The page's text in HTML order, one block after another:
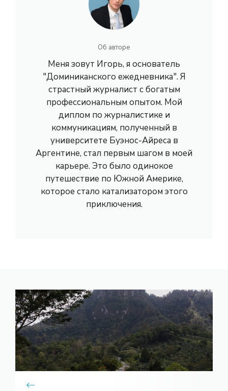
Об авторе
Меня зовут Игорь, я основатель
"Доминиканского ежедневника". Я
страстный журналист с богатым
профессиональным опытом. Мой
диплом по журналистике и
коммуникациям, полученный в
университете Буэнос-Айреса в
Аргентине, стал первым шагом в моей
карьере. Это было одинокое
путешествие по Южной Америке,
которое стало катализатором этого
приключения.